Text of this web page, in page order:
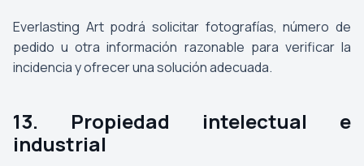
Everlasting Art podrá solicitar fotografías, número de
pedido u otra información razonable para verificar la
incidencia y ofrecer una solución adecuada.
13. Propiedad intelectual e
industrial